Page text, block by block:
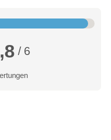
/ 6